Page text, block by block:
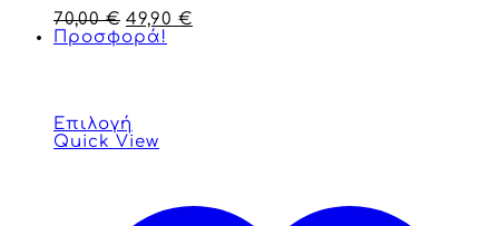
70,00€ 49,90 €
Προσφορά!
Επιλογή
Quick View